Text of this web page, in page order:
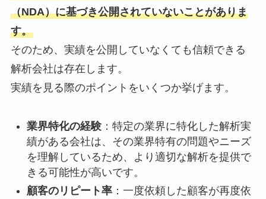
（NDA）に基づき公開されていないことがありま
す。
そのため、実績を公開していなくても信頼できる
解析会社は存在します。
実績を見る際のポイントをいくつか挙げます。
業界特化の経験：特定の業界に特化した解析実
績がある会社は、その業界特有の問題やニーズ
を理解しているため、より適切な解析を提供で
きる可能性が高いです。
顧客のリピート率：一度依頼した顧客が再度依